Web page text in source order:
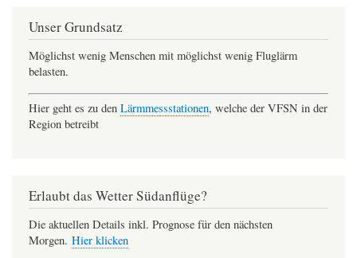
Unser Grundsatz
Möglichst wenig Menschen mit möglichst wenig Fluglärm
belasten.
Hier geht es zu den Lärmmessstationen, welche der VFSN in der
Region betreibt
Erlaubt das Wetter Südanflüge?
Die aktuellen Details inkl. Prognose für den nächsten
Morgen. Hier klicken